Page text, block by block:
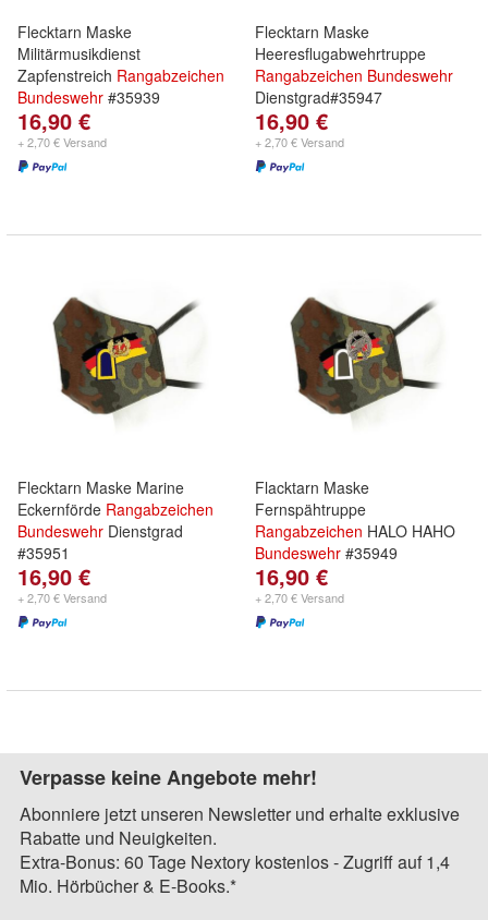
Flecktarn Maske
Militärmusikdienst
Zapfenstreich Rangabzeichen
Bundeswehr #35939
16,90 €
+ 2,70 € Versand
Flecktarn Maske
Heeresflugabwehrtruppe
Rangabzeichen Bundeswehr
Dienstgrad#35947
16,90 €
+ 2,70 € Versand
Flecktarn Maske Marine
Eckernförde Rangabzeichen
Bundeswehr Dienstgrad
#35951
16,90 €
+ 2,70 € Versand
Flacktarn Maske
Fernspähtruppe
Rangabzeichen HALO HAHO
Bundeswehr #35949
16,90 €
+ 2,70 € Versand
Verpasse keine Angebote mehr!
Abonniere jetzt unseren Newsletter und erhalte exklusive
Rabatte und Neuigkeiten.
Extra-Bonus: 60 Tage Nextory kostenlos - Zugriff auf 1,4
Mio. Hörbücher & E-Books.*